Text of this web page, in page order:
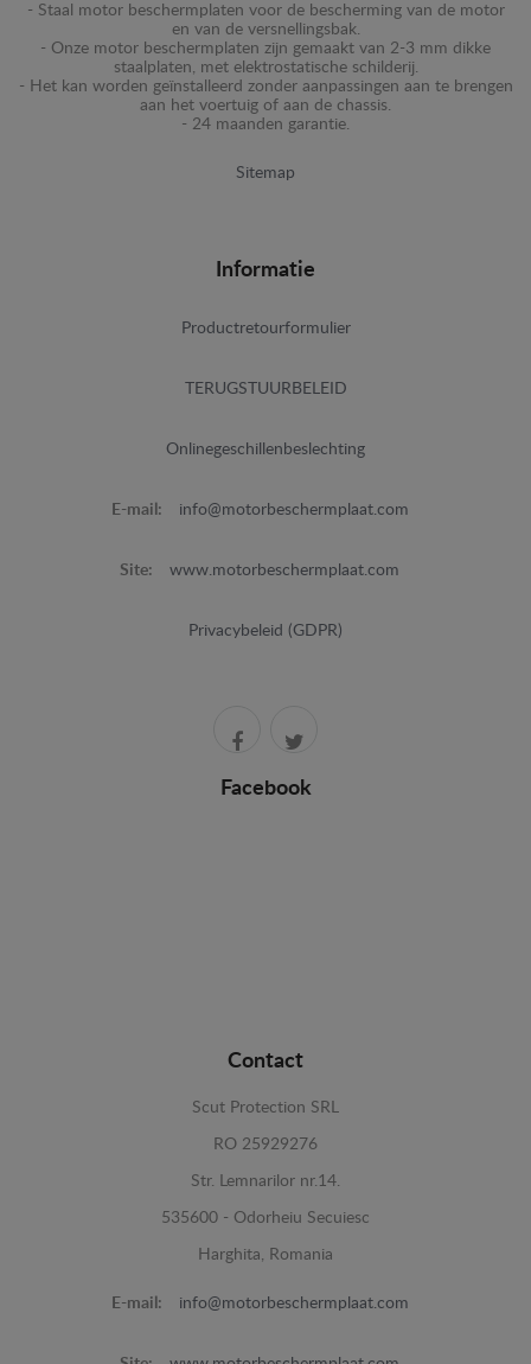
- Staal motor beschermplaten voor de bescherming van de motor
en van de versnellingsbak.
- Onze motor beschermplaten zijn gemaakt van 2-3 mm dikke
staalplaten, met elektrostatische schilderij.
- Het kan worden geïnstalleerd zonder aanpassingen aan te brengen
aan het voertuig of aan de chassis.
- 24 maanden garantie.
Sitemap
Informatie
Productretourformulier
TERUGSTUURBELEID
Onlinegeschillenbeslechting
E-mail: info@motorbeschermplaat.com
Site: www.motorbeschermplaat.com
Privacybeleid (GDPR)
Facebook
Contact
Scut Protection SRL
RO 25929276
Str. Lemnarilor nr.14.
535600 - Odorheiu Secuiesc
Harghita, Romania
E-mail: info@motorbeschermplaat.com